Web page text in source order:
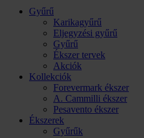
Gyűrű
Karikagyűrű
Eljegyzési gyűrű
Gyűrű
Ékszer tervek
Akciók
Kollekciók
Forevermark ékszer
A. Cammilli ékszer
Pesavento ékszer
Ékszerek
Gyűrűk